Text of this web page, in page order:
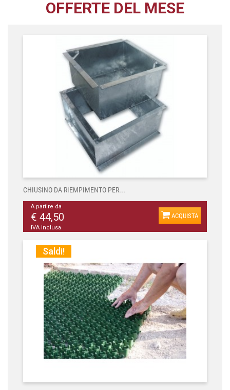
OFFERTE DEL MESE
CHIUSINO DA RIEMPIMENTO PER...
A partire da
€ 44,50
IVA inclusa
ACQUISTA
Saldi!